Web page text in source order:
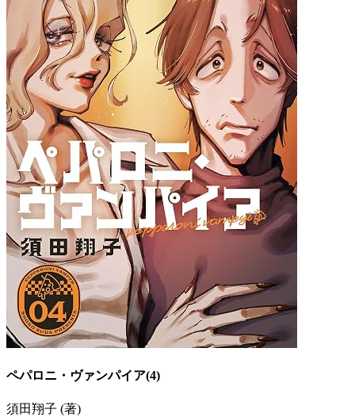
ペパロニ・ヴァンパイア(4)
須田翔子 (著)